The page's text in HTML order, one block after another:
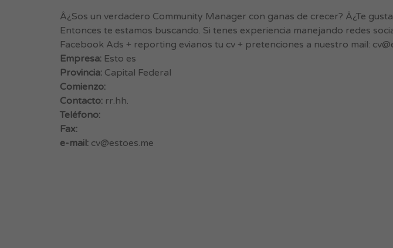
Â¿Sos un verdadero Community Manager con ganas de crecer? Â¿Te
Entonces te estamos buscando. Si tenes experiencia manejando redes
Facebook Ads + reporting evianos tu cv + pretenciones a nuestro mail:
Empresa: Esto es
Provincia: Capital Federal
Comienzo:
Contacto: rr.hh.
Teléfono:
Fax:
e-mail: cv@estoes.me